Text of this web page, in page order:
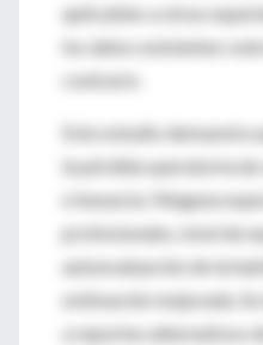
aplicables a otras
los datos existentes
contrario.
Este estudio demuestra
la pérdida operatoria
e inexacta. Ninguna
profesionales, nivel de
autoevaluación de la
estimación mejorada.
a reportes alternativos